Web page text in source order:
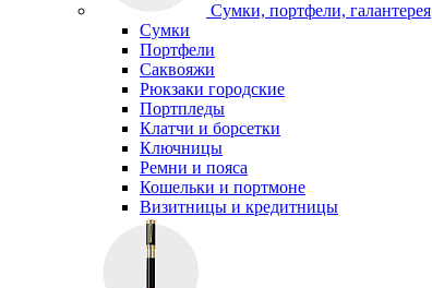
Сумки, портфели, галантерея
Сумки
Портфели
Саквояжи
Рюкзаки городские
Портпледы
Клатчи и борсетки
Ключницы
Ремни и пояса
Кошельки и портмоне
Визитницы и кредитницы